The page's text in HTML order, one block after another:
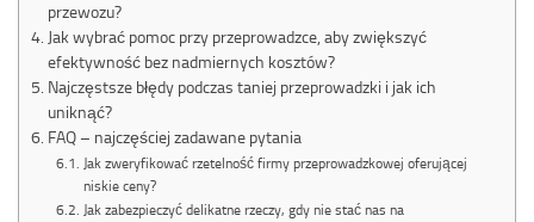
przewozu?
Jak wybrać pomoc przy przeprowadzce, aby zwiększyć
efektywność bez nadmiernych kosztów?
Najczęstsze błędy podczas taniej przeprowadzki i jak ich
uniknąć?
FAQ – najczęściej zadawane pytania
Jak zweryfikować rzetelność firmy przeprowadzkowej oferującej
niskie ceny?
Jak zabezpieczyć delikatne rzeczy, gdy nie stać nas na